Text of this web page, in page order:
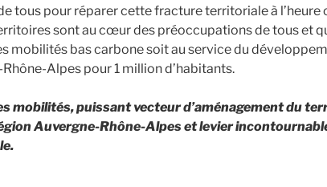
tous pour réparer cette fracture territoriale à l’heure
sont au cœur des préoccupations de tous et
mobilités bas carbone soit au service du
Alpes pour 1 million d’habitants.
mobilités, puissant vecteur d’aménagement du
Auvergne-Rhône-Alpes et levier